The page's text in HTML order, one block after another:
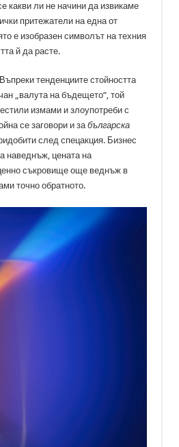
какви ли не начини да извикаме
притежатели на една от
е изобразен символът на техния
й да расте.
тенденциите стойността
„валута на бъдещето“, той
измами и злоупотреби с
се заговори и забългарска
след спецакция. Бизнес
наведнъж, цената на
съкровище още веднъж в
точно обратното.